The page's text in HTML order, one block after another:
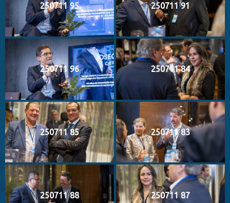
250711 95 250711 91
250711 96 250711 84
250711 85 250711 83
250711 88 250711 87